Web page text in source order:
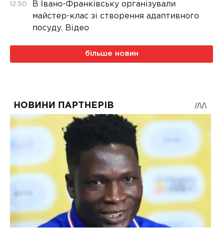
12:50
В Івано-Франківську організували
майстер-клас зі створення адаптивного
посуду. Відео
більше новин